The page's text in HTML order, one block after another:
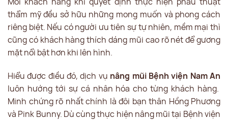
thẩm mỹ đều sở hữu những mong muốn và phong cách
riêng biệt. Nếu có người ưu tiên sự tự nhiên, mềm mại thì
cũng có khách hàng thích dáng mũi cao rõ nét để gương
mặt nổi bật hơn khi lên hình.
Hiểu được điều đó, dịch vụ nâng mũi Bệnh viện Nam An
luôn hướng tới sự cá nhân hóa cho từng khách hàng.
Minh chứng rõ nhất chính là đôi bạn thân Hồng Phương
và Pink Bunny. Dù cùng thực hiện nâng mũi tại Bệnh viện